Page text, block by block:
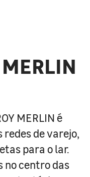
MERLIN é
de varejo,
para o lar.
no centro das